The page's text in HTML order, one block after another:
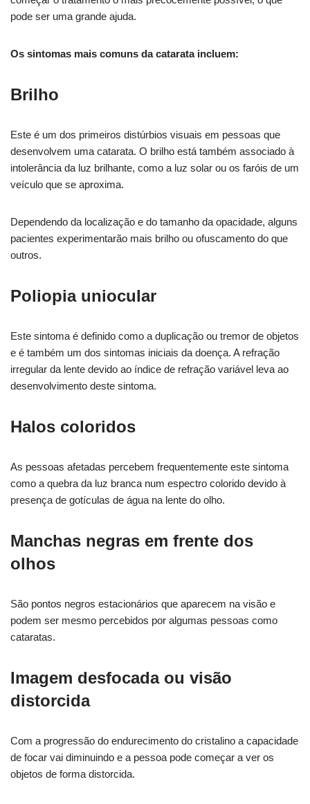
pode ser uma grande ajuda.
Os sintomas mais comuns da catarata incluem:
Brilho
Este é um dos primeiros distúrbios visuais em pessoas que
desenvolvem uma catarata. O brilho está também associado à
intolerância da luz brilhante, como a luz solar ou os faróis de um
veículo que se aproxima.
Dependendo da localização e do tamanho da opacidade, alguns
pacientes experimentarão mais brilho ou ofuscamento do que
outros.
Poliopia uniocular
Este sintoma é definido como a duplicação ou tremor de objetos
e é também um dos sintomas iniciais da doença. A refração
irregular da lente devido ao índice de refração variável leva ao
desenvolvimento deste sintoma.
Halos coloridos
As pessoas afetadas percebem frequentemente este sintoma
como a quebra da luz branca num espectro colorido devido à
presença de gotículas de água na lente do olho.
Manchas negras em frente dos
olhos
São pontos negros estacionários que aparecem na visão e
podem ser mesmo percebidos por algumas pessoas como
cataratas.
Imagem desfocada ou visão
distorcida
Com a progressão do endurecimento do cristalino a capacidade
de focar vai diminuindo e a pessoa pode começar a ver os
objetos de forma distorcida.